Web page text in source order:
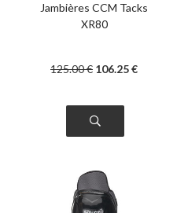
Jambières CCM Tacks
XR80
125.00€ 106.25€